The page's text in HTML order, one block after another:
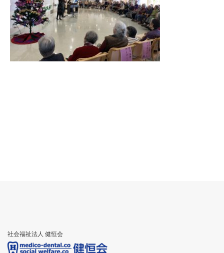
社会福祉法人 健恒会